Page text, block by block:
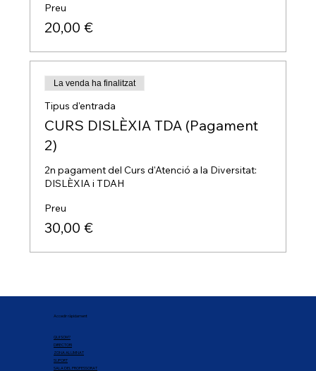
Preu
20,00 €
La venda ha finalitzat
Tipus d'entrada
CURS DISLÈXIA TDA (Pagament
2)
2n pagament del Curs d'Atenció a la Diversitat:
DISLÈXIA i TDAH
Preu
30,00 €
Accedir ràpidament
QUI SOM?
DIRECTORI
ZONA ALUMNAT
SUPORT
SALA DEL PROFESSORAT